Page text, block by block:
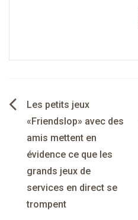
Navigation
de
l’article
Les petits jeux
«Friendslop» avec des
amis mettent en
évidence ce que les
grands jeux de
services en direct se
trompent